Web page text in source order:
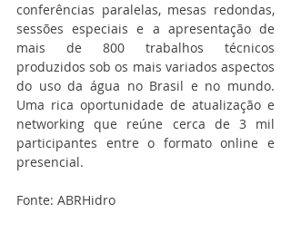
conferências paralelas, mesas redondas,
sessões especiais e a apresentação de
mais de 800 trabalhos técnicos
produzidos sob os mais variados aspectos
do uso da água no Brasil e no mundo.
Uma rica oportunidade de atualização e
networking que reúne cerca de 3 mil
participantes entre o formato online e
presencial.
Fonte: ABRHidro